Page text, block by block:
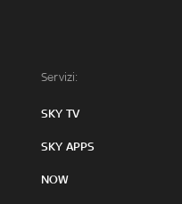
Servizi:
SKY TV
SKY APPS
NOW